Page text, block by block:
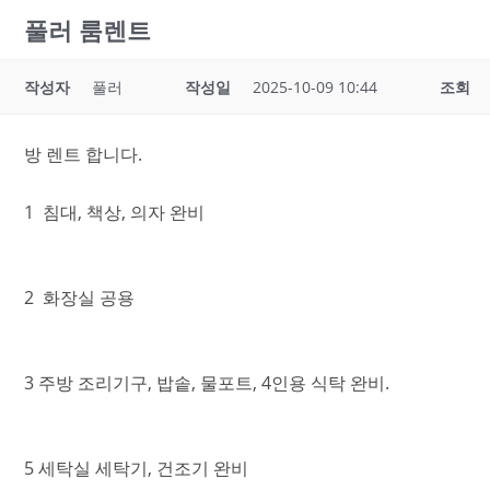
풀러 룸렌트
작성자 풀러 작성일 2025-10-09 10:44 조회
방 렌트 합니다.
1 침대, 책상, 의자 완비
2 화장실 공용
3 주방 조리기구, 밥솥, 물포트, 4인용 식탁 완비.
5 세탁실 세탁기, 건조기 완비